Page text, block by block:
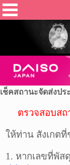
เช็คสถานะจัดส่งปร
ตรวจสอบส
ให้ท่าน สังเกต
1. หากเลขที่พัส